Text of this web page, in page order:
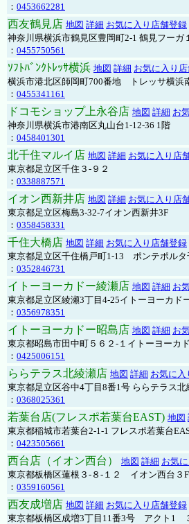
： 0453662281
西友鶴見店 地図 詳細 お気に入り店舗登録
神奈川県横浜市鶴見区豊岡町2-1 鶴見フーガ
： 0455750561
ｿﾌﾄﾊﾞﾝｸﾄﾚｯｻ横浜 地図 詳細 お気に入り
横浜市港北区師岡町700番地 トレッサ横浜
： 0455341161
ドコモショップ上永谷店 地図 詳細 お
神奈川県横浜市港南区丸山台1-12-36 1階
： 0458401301
北千住マルイ店 地図 詳細 お気に入り店
東京都足立区千住３-９２
： 0338887571
イオン西新井店 地図 詳細 お気に入り店
東京都足立区梅島3-32-7イオン西新井3F
： 0358458331
千住大橋店 地図 詳細 お気に入り店舗登録
東京都足立区千住橋戸町1-13 ポンテポルタ
： 0352846731
イトーヨーカドー綾瀬店 地図 詳細 お
東京都足立区綾瀬3丁目4-25イトーヨーカド
： 0356978351
イトーヨーカドー昭島店 地図 詳細 お
東京都昭島市田中町５６２-１イトーヨーカ
： 0425006151
ららテラス北綾瀬店 地図 詳細 お気に入
東京都足立区谷中4丁目8番1号 ららテラス北
： 0368025361
若葉台店(フレスポ若葉台EAST) 地図
東京都稲城市若葉台2-1-1 フレスポ若葉台
： 0423505661
西台店（イオン西台） 地図 詳細 お気
東京都板橋区蓮根３-８-１２ イオン西台３F
： 0359160561
西友成増店 地図 詳細 お気に入り店舗登録
東京都板橋区成増3丁目11番3号 アクト1